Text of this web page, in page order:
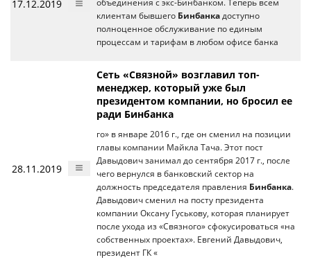
17.12.2019
объединения с экс-Бинбанком. Теперь всем
клиентам бывшего Бинбанка доступно
полноценное обслуживание по единым
процессам и тарифам в любом офисе банка
28.11.2019
Сеть «Связной» возглавил топ-
менеджер, который уже был
президентом компании, но бросил ее
ради Бинбанка
го» в январе 2016 г., где он сменил на позиции
главы компании Майкла Тача. Этот пост
Давыдович занимал до сентября 2017 г., после
чего вернулся в банковский сектор на
должность председателя правления Бинбанка.
Давыдович сменил на посту президента
компании Оксану Гуськову, которая планирует
после ухода из «Связного» сфокусироваться «на
собственных проектах». Евгений Давыдович,
президент ГК «